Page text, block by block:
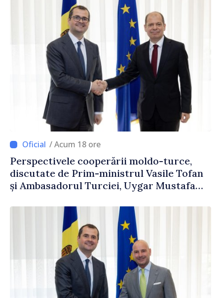
/ Acum 18 ore
Perspectivele cooperării moldo-turce,
discutate de Prim-ministrul Vasile Tofan
și Ambasadorul Turciei, Uygar Mustafa